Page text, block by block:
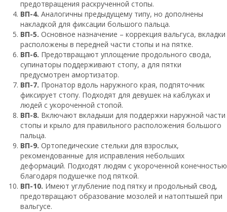
предотвращения раскрученной стопы.
ВП-4. Аналогичны предыдущему типу, но дополнены
накладкой для фиксации большого пальца.
ВП-5. Основное назначение – коррекция вальгуса, вкладки
расположены в передней части стопы и на пятке.
ВП-6. Предотвращают уплощение продольного свода,
супинаторы поддерживают стопу, а для пятки
предусмотрен амортизатор.
ВП-7. Пронатор вдоль наружного края, подпяточник
фиксирует стопу. Подходят для девушек на каблуках и
людей с укороченной стопой.
ВП-8. Включают вкладыши для поддержки наружной части
стопы и крыло для правильного расположения большого
пальца.
ВП-9. Ортопедические стельки для взрослых,
рекомендованные для исправления небольших
деформаций. Подходят людям с укороченной конечностью
благодаря подушечке под пяткой.
ВП-10. Имеют углубление под пятку и продольный свод,
предотвращают образование мозолей и натоптышей при
вальгусе.